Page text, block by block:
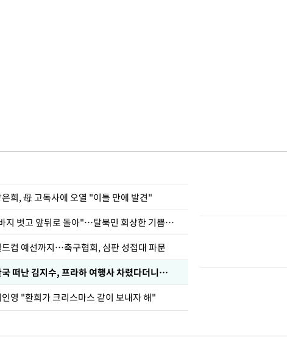
은희, 母 고독사에 오열 "이틀 만에 발견"
"바지 벗고 앞뒤로 돌아"…탈북민 회상한 기쁨조 검사
컵 예선까지…축구협회, 심판 성접대 파문
떠난 김지수, 프라하 여행사 차렸다더니…
인영 "환희가 크리스마스 같이 보내자 해"